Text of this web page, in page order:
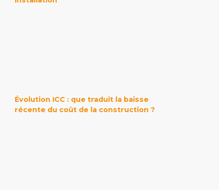
Évolution ICC : que traduit la baisse
récente du coût de la construction ?